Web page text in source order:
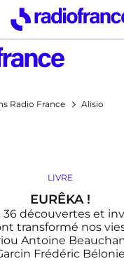
Contenu
Radio France Alisio
LIVRE
EURÊKA !
36 découvertes et
transformé nos
Antoine
Frédéric Bélonie